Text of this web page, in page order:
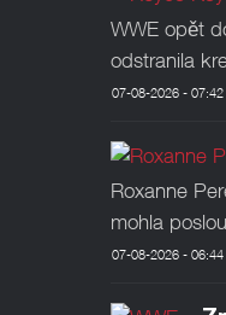
WWE opět
odstranila
07-08-2026 - 07:42
Roxanne
mohla
07-08-2026 - 06:44